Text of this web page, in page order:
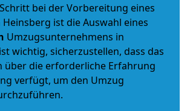
bei der Vorbereitung eines
ist die Auswahl eines
Umzugsunternehmens in
wichtig, sicherzustellen, dass das
über die erforderliche Erfahrung
verfügt, um den Umzug